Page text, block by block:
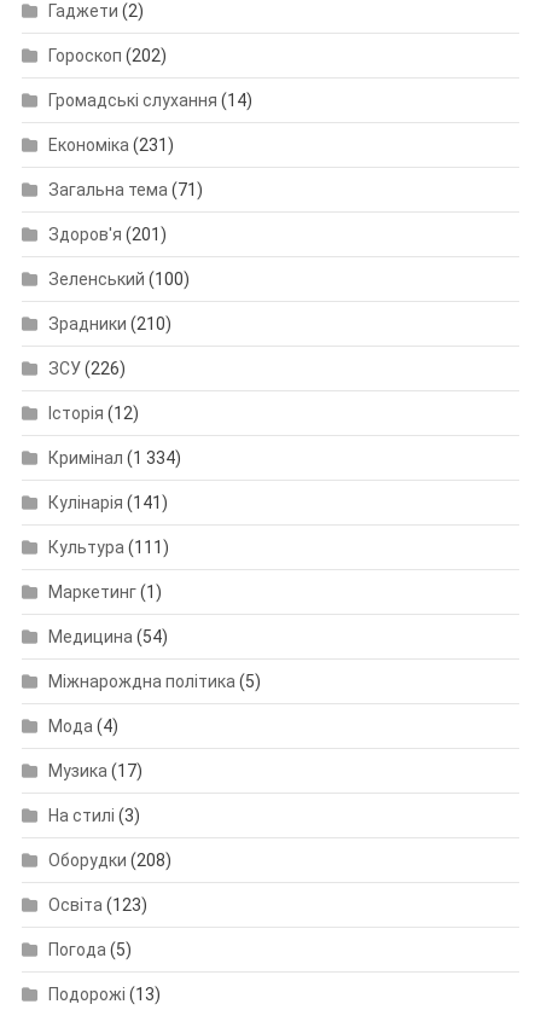
Гаджети (2)
Гороскоп (202)
Громадські слухання (14)
Економіка(231)
Загальна тема(71)
Здоров'я (201)
Зеленський (100)
Зрадники (210)
ЗСУ(226)
Історія (12)
Кримінал (1 334)
Кулінарія (141)
Культура(111)
Маркетинг(1)
Медицина(54)
Міжнарождна політика(5)
Мода(4)
Музика(17)
На стилі (3)
Оборудки (208)
Освіта(123)
Погода(5)
Подорожі (13)